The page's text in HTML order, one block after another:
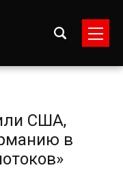
США,
в